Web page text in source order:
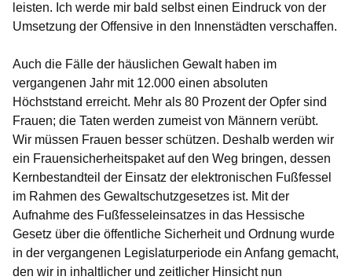
leisten. Ich werde mir bald selbst einen Eindruck von der
Umsetzung der Offensive in den Innenstädten verschaffen.
Auch die Fälle der häuslichen Gewalt haben im
vergangenen Jahr mit 12.000 einen absoluten
Höchststand erreicht. Mehr als 80 Prozent der Opfer sind
Frauen; die Taten werden zumeist von Männern verübt.
Wir müssen Frauen besser schützen. Deshalb werden wir
ein Frauensicherheitspaket auf den Weg bringen, dessen
Kernbestandteil der Einsatz der elektronischen Fußfessel
im Rahmen des Gewaltschutzgesetzes ist. Mit der
Aufnahme des Fußfesseleinsatzes in das Hessische
Gesetz über die öffentliche Sicherheit und Ordnung wurde
in der vergangenen Legislaturperiode ein Anfang gemacht,
den wir in inhaltlicher und zeitlicher Hinsicht nun